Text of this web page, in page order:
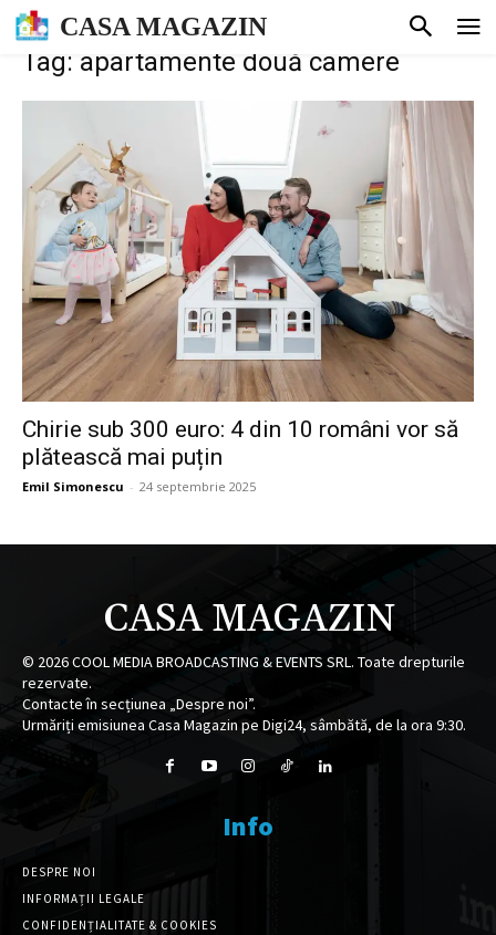
CASA MAGAZIN
Tag: apartamente două camere
Chirie sub 300 euro: 4 din 10 români vor să
plătească mai puțin
Emil Simonescu - 24 septembrie 2025
CASA MAGAZIN
© 2026COOL MEDIA BROADCASTING & EVENTS SRL. Toate drepturile
rezervate.
Contacte în secțiunea „Despre noi”.
Urmăriți emisiunea Casa Magazin pe Digi24, sâmbătă, de la ora 9:30.
Info
DESPRE NOI
INFORMAȚII LEGALE
CONFIDENȚIALITATE & COOKIES